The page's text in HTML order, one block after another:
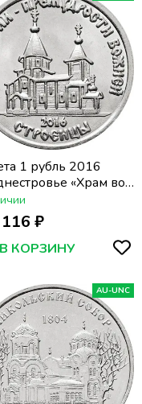
1 рубль 2016
«Храм во
Премудрости
с. Строенцы»
116 ₽
В КОРЗИНУ
AU-UNC